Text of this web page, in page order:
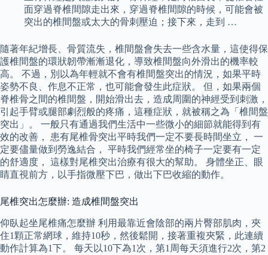
面穿過脊椎間隙走出來，穿過脊椎間隙的時候，可能會被
突出的椎間盤或太大的骨刺壓迫；接下來，走到 …
隨著年紀增長、骨質流失，椎間盤會失去一些含水量，這使得保
護椎間盤的環狀韌帶漸漸退化，導致椎間盤向外滑出的機率較
高。 不過，別以為年輕就不會有椎間盤突出的情況，如果平時
姿勢不良、作息不正常，也可能會發生此症狀。 但，如果兩個
脊椎骨之間的椎間盤，開始滑出去，造成周圍的神經受到刺激，
引起手臂或腿部劇烈般的疼痛，這種症狀，就被稱之為「椎間盤
突出」。 一般只有通過我們生活中一些微小的細節就能得到有
效的改善， 患有尾椎骨突出平時我們一定不要長時間坐立， 一
定要儘量做到勞逸結合， 平時我們經常坐的椅子一定要有一定
的舒適度， 這樣對尾椎突出治療有很大的幫助。 身體坐正、眼
睛直視前方，以手指微壓下巴，做出下巴收縮的動作。
尾椎突出怎麼辦: 造成椎間盤突出
仰臥起坐尾椎痛怎麼辦 利用最靠近會陰部的兩片臀部肌肉，夾
住1顆正常網球，維持10秒，然後鬆開，接著重複夾緊，此連續
動作計算為1下。 每天以10下為1次，第1周每天須進行2次，第2